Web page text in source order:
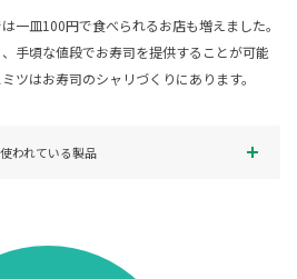
一皿100円で食べられるお店も増えました。
手頃な値段でお寿司を提供することが可能
ツはお寿司のシャリづくりにあります。
使われている製品